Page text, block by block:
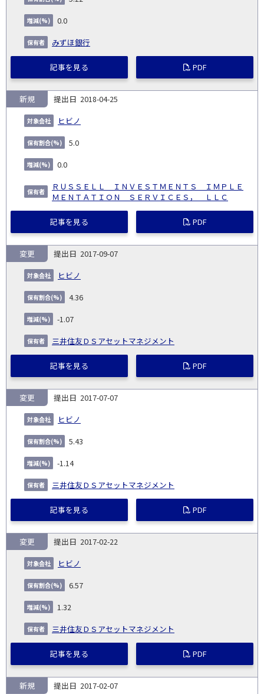
0.0
みずほ銀行
記事を見る PDF
2018-04-25
ヒビノ
新規
5.0
0.0
ＲＵＳＳＥＬＬ ＩＮＶＥＳＴＭＥＮＴＳ ＩＭＰＬＥ
ＭＥＮＴＡＴＩＯＮ ＳＥＲＶＩＣＥＳ， ＬＬＣ
記事を見る PDF
2017-09-07
ヒビノ
変更
4.36
-1.07
三井住友ＤＳアセットマネジメント
記事を見る PDF
2017-07-07
ヒビノ
変更
5.43
-1.14
三井住友ＤＳアセットマネジメント
記事を見る PDF
2017-02-22
ヒビノ
変更
6.57
1.32
三井住友ＤＳアセットマネジメント
記事を見る PDF
2017-02-07
新規